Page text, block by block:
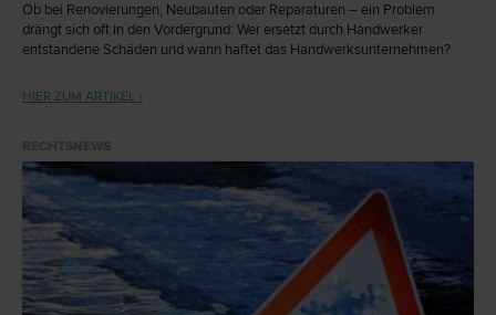
Ob bei Renovierungen, Neubauten oder Reparaturen – ein Problem
drängt sich oft in den Vordergrund: Wer ersetzt durch Handwerker
entstandene Schäden und wann haftet das Handwerksunternehmen?
HIER ZUM ARTIKEL ›